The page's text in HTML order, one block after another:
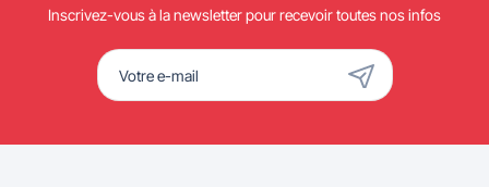
Inscrivez-vous à la newsletter pour recevoir toutes nos infos